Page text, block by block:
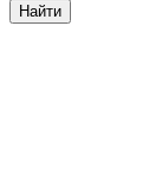
Найти